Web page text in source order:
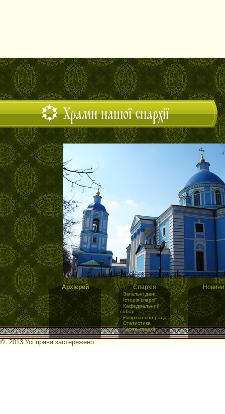
Храми нашої єпархії
Архієрей Єпархія
·Загальні дані
·Історія єпархії
·Кафедральний
собор
·Єпархіальна рада
·Статистика
·Карта єпархії
Новини
© 2013 Усі права застережено